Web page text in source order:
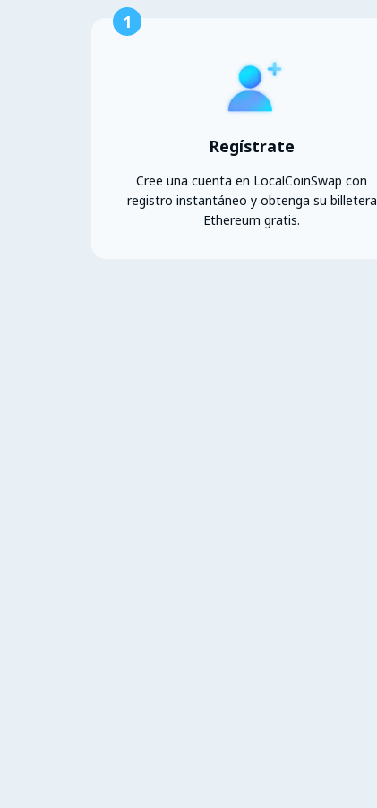
1
Regístrate
Cree una cuenta en LocalCoinSwap con
registro instantáneo y obtenga su billetera
Ethereum gratis.